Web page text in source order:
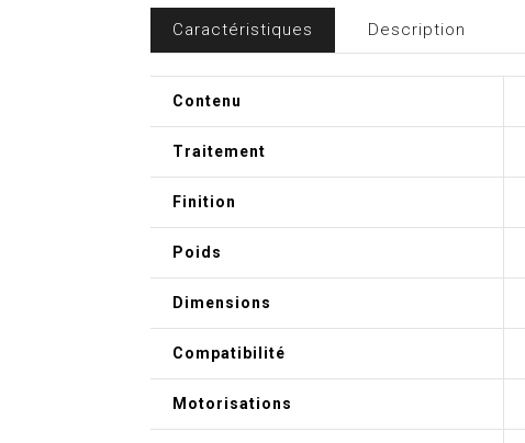
Caractéristiques Description
Contenu
Traitement
Finition
Poids
Dimensions
Compatibilité
Motorisations